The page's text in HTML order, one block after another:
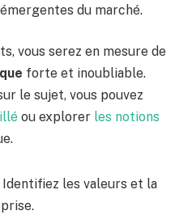
du marché.
vous serez en mesure de
forte et inoubliable.
le sujet, vous pouvez
ou explorer les notions
Identifiez les valeurs et la